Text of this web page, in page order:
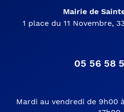
Mairie de
1 place du 11 Novembre,
05 56 58
Mardi au vendredi de 9h00